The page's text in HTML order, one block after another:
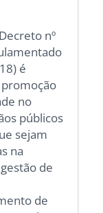
nº
é
no
públicos
sejam
na
de
de